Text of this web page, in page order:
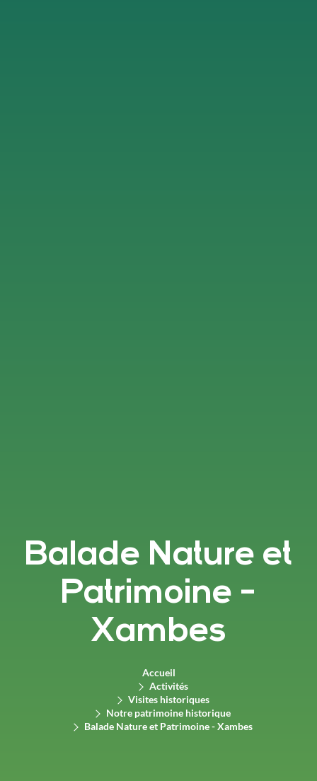
Balade Nature et
Patrimoine -
Xambes
Accueil
Activités
Visites historiques
Notre patrimoine historique
Balade Nature et Patrimoine - Xambes